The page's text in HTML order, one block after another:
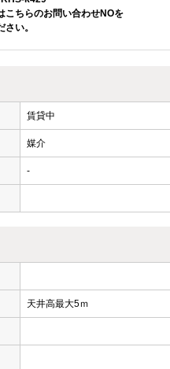
こちらのお問い合わせNOを
い。
賃貸中
媒介
-
天井高最大5ｍ